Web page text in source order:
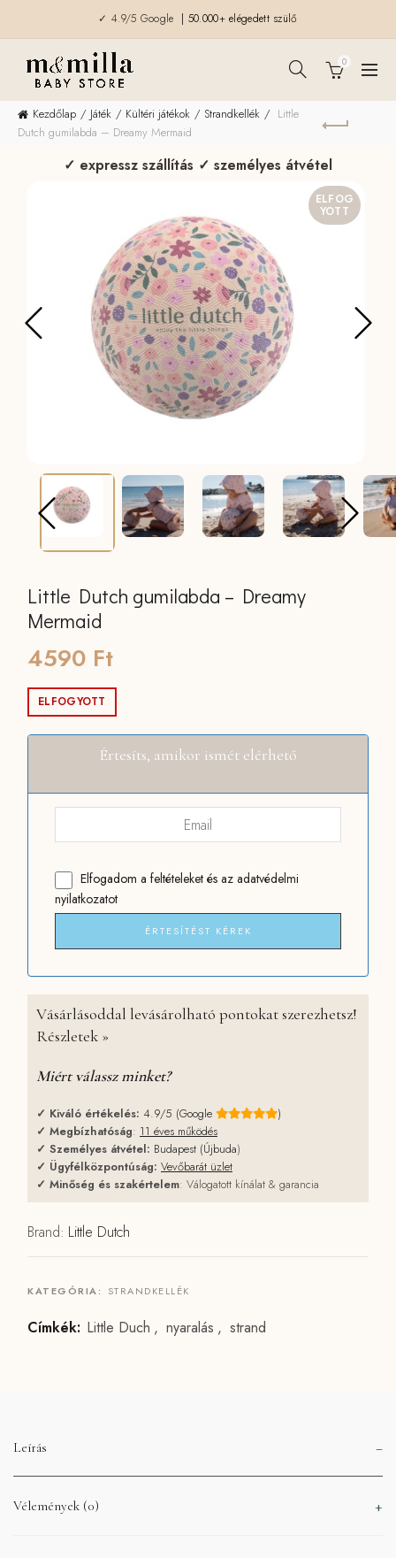
✓ 4.9/5 Google | 50.000+ elégedett szülő
0
Kezdőlap Játék Kültéri játékok Strandkellék
Little
Dutch gumilabda – Dreamy Mermaid
✓ expressz szállítás ✓ személyes átvétel
ELFOG
YOTT
Little Dutch gumilabda – Dreamy
Mermaid
4590 Ft
ELFOGYOTT
Értesíts, amikor ismét elérhető
Elfogadom a feltételeket és az adatvédelmi
nyilatkozatot
ÉRTESÍTÉST KÉREK
Vásárlásoddal levásárolható pontokat szerezhetsz!
Részletek »
Miért válassz minket?
✓ Kiváló értékelés: 4.9/5 (Google
)
✓ Megbízhatóság: 11 éves működés
✓ Személyes átvétel: Budapest (Újbuda)
✓ Ügyfélközpontúság: Vevőbarát üzlet
✓ Minőség és szakértelem: Válogatott kínálat & garancia
Brand: Little Dutch
KATEGÓRIA: STRANDKELLÉK
Címkék: Little Duch , nyaralás , strand
Leírás
Vélemények (0)